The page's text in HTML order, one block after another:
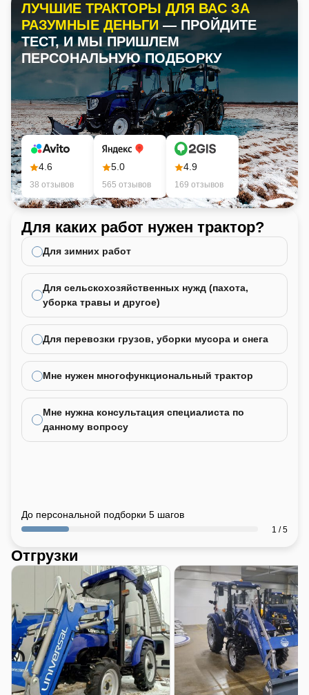
ЛУЧШИЕ ТРАКТОРЫ ДЛЯ ВАС ЗА
РАЗУМНЫЕ ДЕНЬГИ — ПРОЙДИТЕ
ТЕСТ, И МЫ ПРИШЛЕМ
ПЕРСОНАЛЬНУЮ ПОДБОРКУ
4.6
38 отзывов
5.0
565 отзывов
4.9
169 отзывов
Для каких работ нужен трактор?
Для зимних работ
Для сельскохозяйственных нужд (пахота,
уборка травы и другое)
Для перевозки грузов, уборки мусора и снега
Мне нужен многофункциональный трактор
Мне нужна консультация специалиста по
данному вопросу
До персональной подборки 5 шагов
1 / 5
Отгрузки